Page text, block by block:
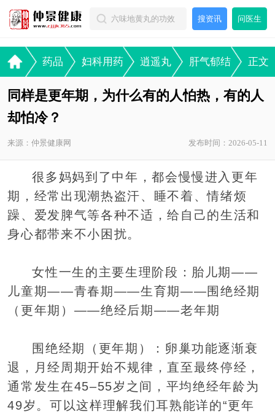
搜资讯 问医生
药品 妇科用药 逍遥丸 肝气郁结 正文
同样是更年期，为什么有的人怕热，有的人
却怕冷？
来源：仲景健康网 发布时间：2026-05-11
很多妈妈到了中年，都会慢慢进入更年
期，经常出现潮热盗汗、睡不着、情绪烦
躁、爱发脾气等各种不适，给自己的生活和
身心都带来不小困扰。
女性一生的主要生理阶段：胎儿期——‌
儿童期——‌青春期——‌生育期——‌围绝经期
（更年期）——‌绝经后期——‌老年期
‌围绝经期（更年期）‌：卵巢功能逐渐衰
退，月经周期开始不规律，直至最终停经，
通常发生在‌45–55岁‌之间，平均绝经年龄为‌
49岁‌。可以这样理解我们耳熟能详的“更年